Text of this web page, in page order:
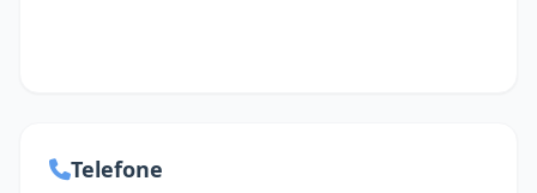
Telefone